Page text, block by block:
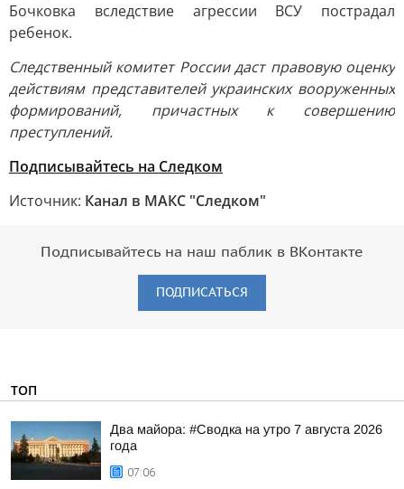
Бочковка вследствие агрессии ВСУ пострадал
ребенок.
Следственный комитет России даст правовую оценку
действиям представителей украинских вооруженных
формирований, причастных к совершению
преступлений.
Подписывайтесь на Следком
Источник: Канал в МАКС "Следком"
Подписывайтесь на наш паблик в ВКонтакте
ПОДПИСАТЬСЯ
ТОП
Два майора: #Сводка на утро 7 августа 2026
года
07:06